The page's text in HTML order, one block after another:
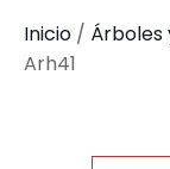
Inicio / Árboles
Arh41